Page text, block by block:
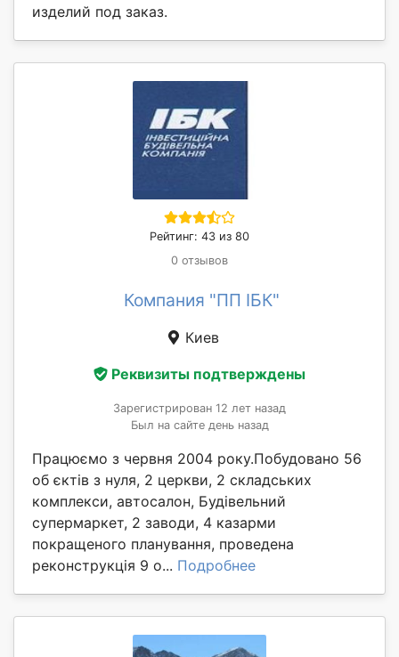
изделий под заказ.
Рейтинг: 43 из 80
0 отзывов
Компания "ПП ІБК"
Киев
Реквизиты подтверждены
Зарегистрирован 12 лет назад
Был на сайте день назад
Працюємо з червня 2004 року.Побудовано 56
об єктів з нуля, 2 церкви, 2 складських
комплекси, автосалон, Будівельний
супермаркет, 2 заводи, 4 казарми
покращеного планування, проведена
реконструкція 9 о... Подробнее